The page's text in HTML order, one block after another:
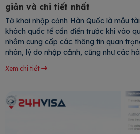
giản và chi tiết nhất
Tờ khai nhập cảnh Hàn Quốc là mẫu
khách quốc tế cần điền trước khi vào
nhằm cung cấp các thông tin quan
nhân, lý do nhập cảnh, cũng như các
Xem chi tiết